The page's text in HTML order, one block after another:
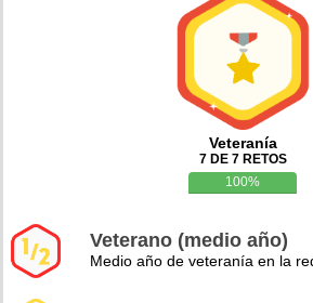
Veteranía
7 DE 7 RETOS
100%
Veterano (medio año)
Medio año de veteranía en la